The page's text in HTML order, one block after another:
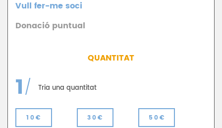
Vull fer-me soci
Donació puntual
QUANTITAT
1/ Tria una quantitat
10€ 30€ 50€